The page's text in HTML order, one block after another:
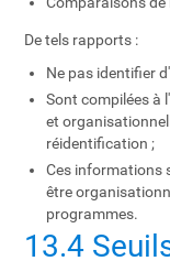
De tels rapports :
Ne pas identifier
Sont compilées à
et
réidentification ;
Ces informations
être
programmes.
13.4